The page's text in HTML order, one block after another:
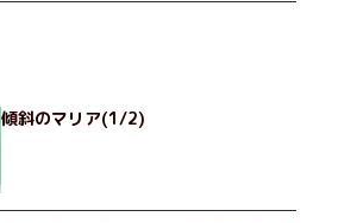
傾斜のマリア(1/2)